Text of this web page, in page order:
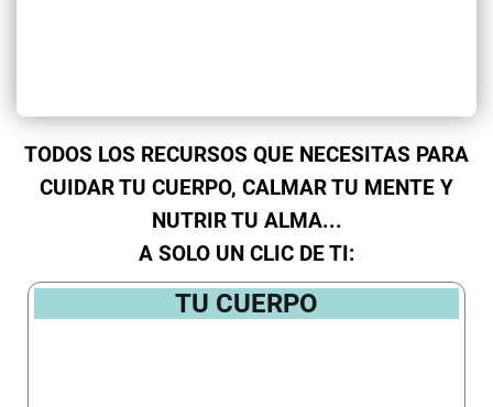
TODOS LOS RECURSOS QUE NECESITAS PARA
CUIDAR TU CUERPO, CALMAR TU MENTE Y
NUTRIR TU ALMA...
A SOLO UN CLIC DE TI:
TU CUERPO